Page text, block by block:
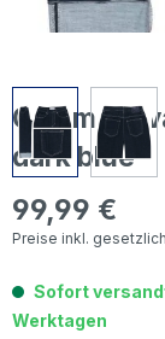
Comma
dark blue
Regulärer Preis:
99,99 €
Preise inkl.
Sofort
Werktagen